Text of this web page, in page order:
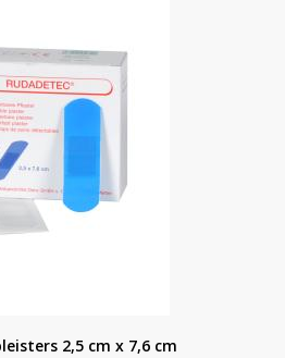
2,5 cm x 7,6 cm